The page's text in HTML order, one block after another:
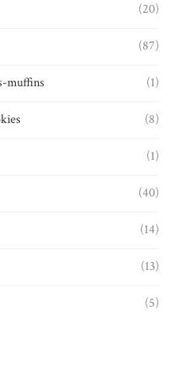
(20)
(87)
muffins (1)
(8)
(1)
(40)
(14)
(13)
(5)